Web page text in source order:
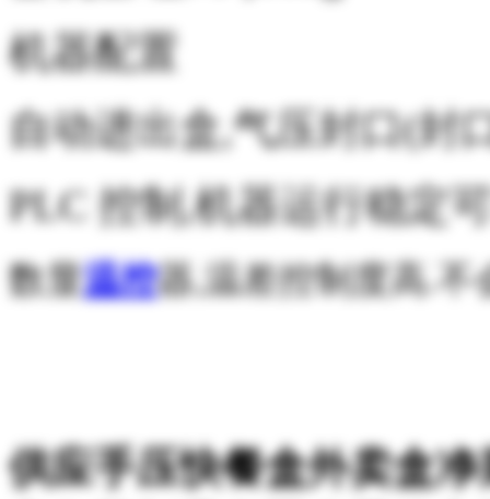
机器配置
自动进出盒,气压封口(封
PLC 控制,机器运行稳定
数显 温控器,温差控制度高.不
供应手压快餐盒外卖盒